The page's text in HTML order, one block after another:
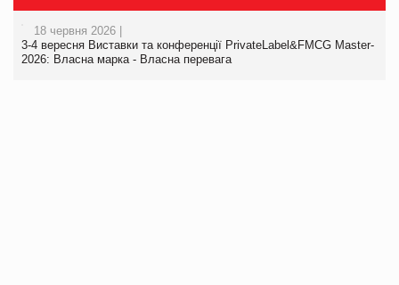
18 червня 2026 |
3-4 вересня Виставки та конференції PrivateLabel&FMCG Master-
2026: Власна марка - Власна перевага